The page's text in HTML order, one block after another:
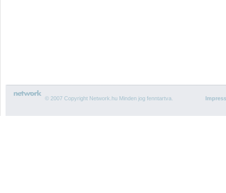
© 2007 Copyright Network.hu Minden jog fenntartva.